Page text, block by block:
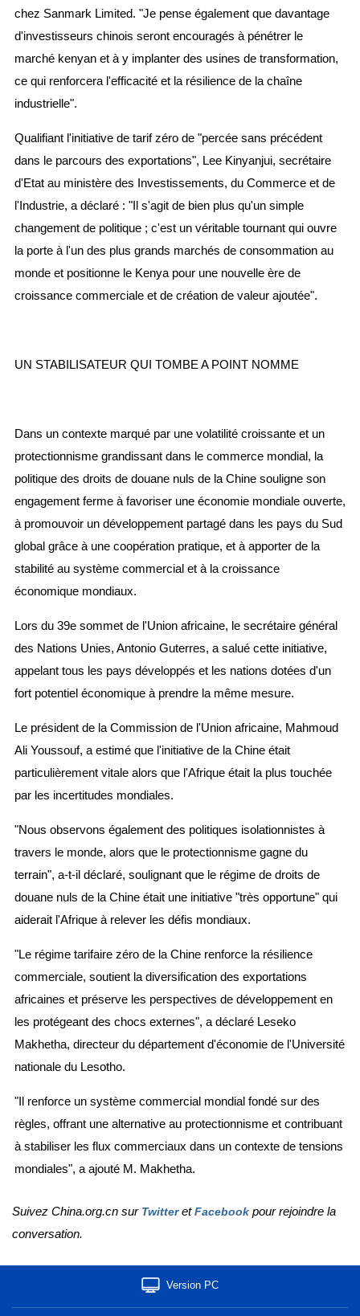
chez Sanmark Limited. "Je pense également que davantage
d'investisseurs chinois seront encouragés à pénétrer le
marché kenyan et à y implanter des usines de transformation,
ce qui renforcera l'efficacité et la résilience de la chaîne
industrielle".
Qualifiant l'initiative de tarif zéro de "percée sans précédent
dans le parcours des exportations", Lee Kinyanjui, secrétaire
d'Etat au ministère des Investissements, du Commerce et de
l'Industrie, a déclaré : "Il s'agit de bien plus qu'un simple
changement de politique ; c'est un véritable tournant qui ouvre
la porte à l'un des plus grands marchés de consommation au
monde et positionne le Kenya pour une nouvelle ère de
croissance commerciale et de création de valeur ajoutée".
UN STABILISATEUR QUI TOMBE A POINT NOMME
Dans un contexte marqué par une volatilité croissante et un
protectionnisme grandissant dans le commerce mondial, la
politique des droits de douane nuls de la Chine souligne son
engagement ferme à favoriser une économie mondiale ouverte,
à promouvoir un développement partagé dans les pays du Sud
global grâce à une coopération pratique, et à apporter de la
stabilité au système commercial et à la croissance
économique mondiaux.
Lors du 39e sommet de l'Union africaine, le secrétaire général
des Nations Unies, Antonio Guterres, a salué cette initiative,
appelant tous les pays développés et les nations dotées d'un
fort potentiel économique à prendre la même mesure.
Le président de la Commission de l'Union africaine, Mahmoud
Ali Youssouf, a estimé que l'initiative de la Chine était
particulièrement vitale alors que l'Afrique était la plus touchée
par les incertitudes mondiales.
"Nous observons également des politiques isolationnistes à
travers le monde, alors que le protectionnisme gagne du
terrain", a-t-il déclaré, soulignant que le régime de droits de
douane nuls de la Chine était une initiative "très opportune" qui
aiderait l'Afrique à relever les défis mondiaux.
"Le régime tarifaire zéro de la Chine renforce la résilience
commerciale, soutient la diversification des exportations
africaines et préserve les perspectives de développement en
les protégeant des chocs externes", a déclaré Leseko
Makhetha, directeur du département d'économie de l'Université
nationale du Lesotho.
"Il renforce un système commercial mondial fondé sur des
règles, offrant une alternative au protectionnisme et contribuant
à stabiliser les flux commerciaux dans un contexte de tensions
mondiales", a ajouté M. Makhetha.
Suivez China.org.cn sur Twitter etFacebook pour rejoindre la
conversation.
Version PC